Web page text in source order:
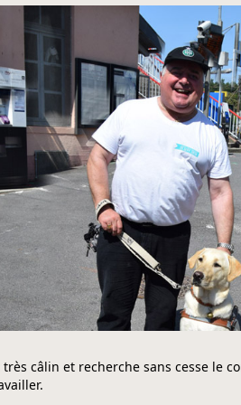
câlin et recherche sans cesse le